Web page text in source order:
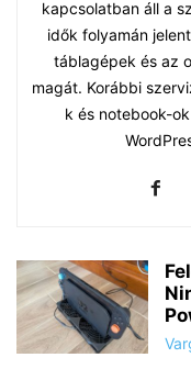
kapcsolatban áll a
idők folyamán
táblagépek és az
magát. Korábbi
k és notebook-